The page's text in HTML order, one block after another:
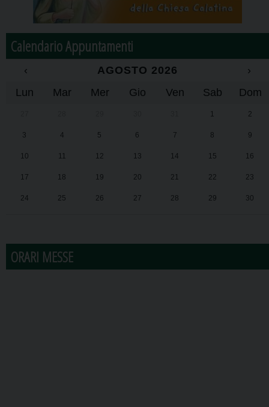
Calendario Appuntamenti
‹ AGOSTO 2026
›
Lun
Mar Mer Gio Ven Sab Dom
1 2
3 4 5 6 7 8 9
10 11 12 13 14 15 16
17 18 19 20 21 22 23
24 25 26 27 28 29 30
ORARI MESSE